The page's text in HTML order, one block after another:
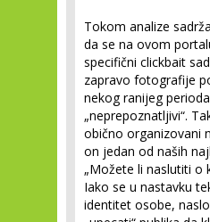
Tokom analize
da se na ovom
specifični clickbait
zapravo fotografije
nekog ranijeg
„neprepoznatljivi“.
obično organizovani
on jedan od naših
„Možete li naslutiti o
Iako se u nastavku
identitet osobe,